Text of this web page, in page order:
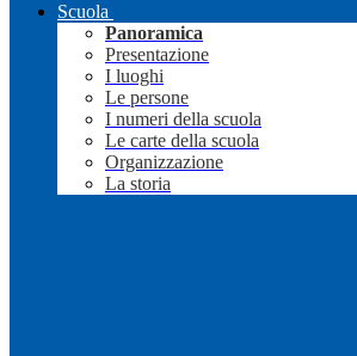
Scuola
Panoramica
Presentazione
I luoghi
Le persone
I numeri della scuola
Le carte della scuola
Organizzazione
La storia